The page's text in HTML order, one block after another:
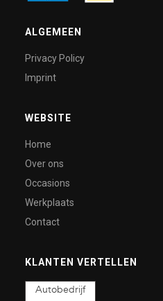
ALGEMEEN
Privacy Policy
Imprint
WEBSITE
Home
Over ons
Occasions
Werkplaats
Contact
KLANTEN VERTELLEN
Autobedrijf